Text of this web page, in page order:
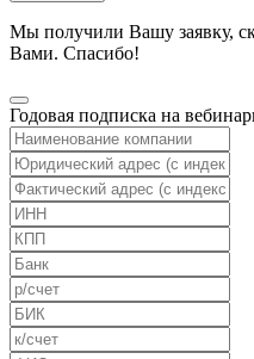
Мы получили Вашу заявку,
Вами. Спасибо!
Годовая подписка на